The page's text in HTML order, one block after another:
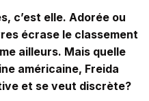
c’est elle. Adorée ou
écrase le classement
ailleurs. Mais quelle
américaine, Freida
et se veut discrète?